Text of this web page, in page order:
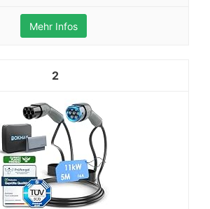
Mehr Infos
2